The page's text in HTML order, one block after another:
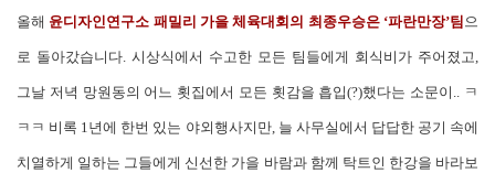
올해 윤디자인연구소 패밀리 가을 체육대회의 최종우승은 ‘파란만장’팀 으
로 돌아갔습니다. 시상식에서 수고한 모든 팀들에게 회식비가 주어졌고,
그날 저녁 망원동의 어느 횟집에서 모든 횟감을 흡입(?)했다는 소문이.. ㅋ
ㅋㅋ 비록 1년에 한번 있는 야외행사지만, 늘 사무실에서 답답한 공기 속에
치열하게 일하는 그들에게 신선한 가을 바람과 함께 탁트인 한강을 바라보